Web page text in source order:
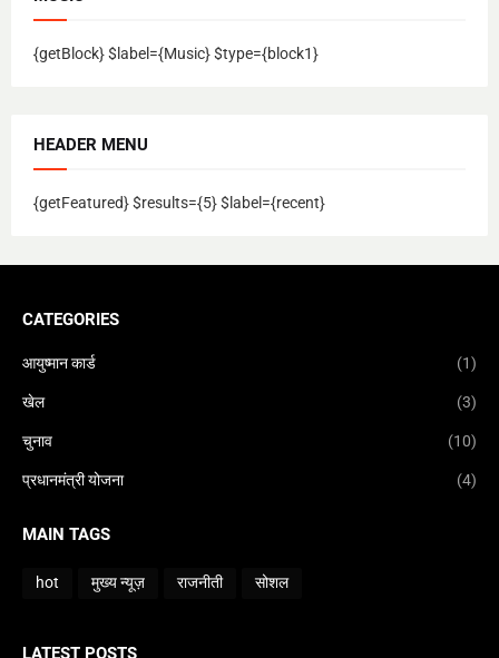
{getBlock} $label={Music} $type={block1}
HEADER MENU
{getFeatured} $results={5} $label={recent}
CATEGORIES
आयुष्मान कार्ड (1)
खेल (3)
चुनाव (10)
प्रधानमंत्री योजना (4)
MAIN TAGS
hot मुख्य न्यूज़ राजनीती सोशल
LATEST POSTS